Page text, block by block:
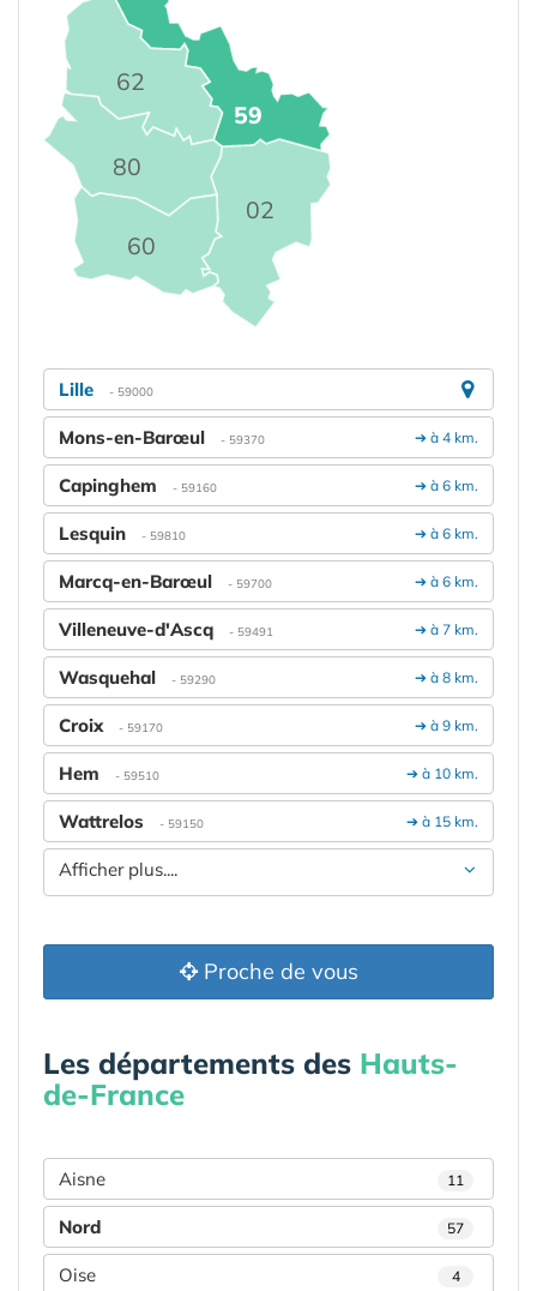
02
59
60
62
80
Lille - 59000
➔ à 4 km.
Mons-en-Barœul - 59370
➔ à 6 km.
Capinghem - 59160
➔ à 6 km.
Lesquin - 59810
➔ à 6 km.
Marcq-en-Barœul - 59700
➔ à 7 km.
Villeneuve-d'Ascq - 59491
➔ à 8 km.
Wasquehal - 59290
➔ à 9 km.
Croix - 59170
➔ à 10 km.
Hem - 59510
➔ à 15 km.
Wattrelos - 59150
Afficher plus....
Proche de vous
Les départements des Hauts-
de-France
Aisne 11
Nord 57
Oise 4